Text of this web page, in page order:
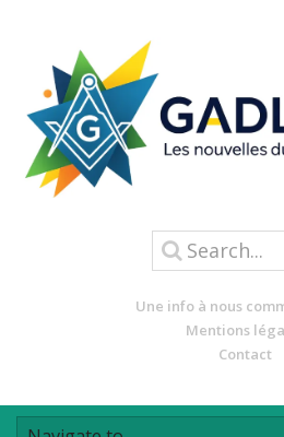
Une info à nous
Mentions
Contact